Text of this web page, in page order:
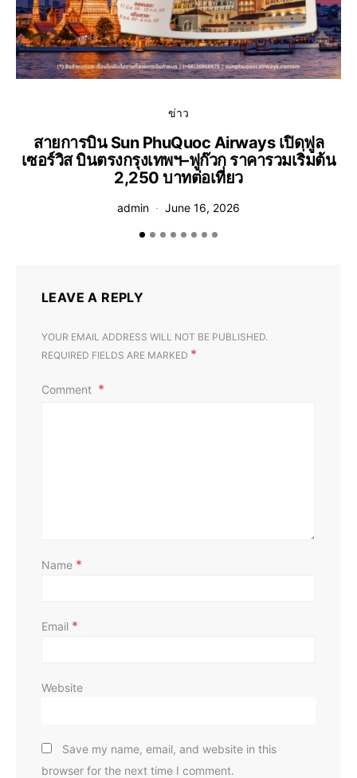
ข่าว
สายการบิน Sun PhuQuoc Airways เปิดฟูล
เซอร์วิส บินตรงกรุงเทพฯ–ฟูก๊วก ราคารวมเริ่มต้น
2,250 บาทต่อเที่ยว
admin June 16, 2026
LEAVE A REPLY
YOUR EMAIL ADDRESS WILL NOT BE PUBLISHED.
REQUIRED FIELDS ARE MARKED *
Comment
Name *
Email *
Website
Save my name, email, and website in this
browser for the next time I comment.